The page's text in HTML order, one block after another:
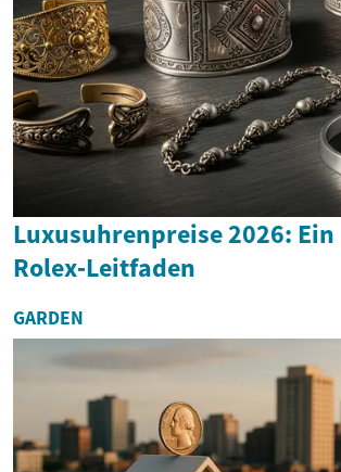
Luxusuhrenpreise 2026: Ein
Rolex‑Leitfaden
GARDEN